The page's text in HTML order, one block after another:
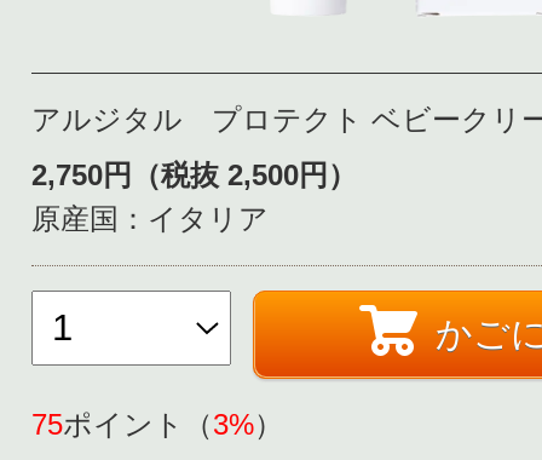
アルジタル プロテクト ベビークリ
2,750円（税抜 2,500円）
原産国：イタリア
かご
75ポイント（3%）